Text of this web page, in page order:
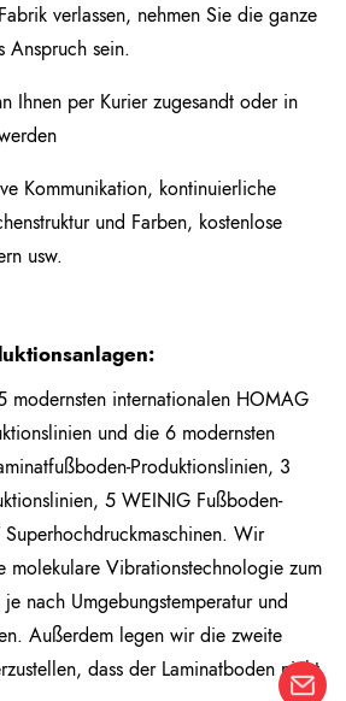
verlassen, nehmen Sie die ganze
Anspruch sein.
Ihnen per Kurier zugesandt oder in
Kommunikation, kontinuierliche
und Farben, kostenlose
usw.
internationalen HOMAG
und die 6 modernsten
Produktionslinien, 3
5 WEINIG Fußboden-
Wir
molekulare Vibrationstechnologie zum
nach Umgebungstemperatur und
Außerdem legen wir die zweite
dass der Laminatboden nicht